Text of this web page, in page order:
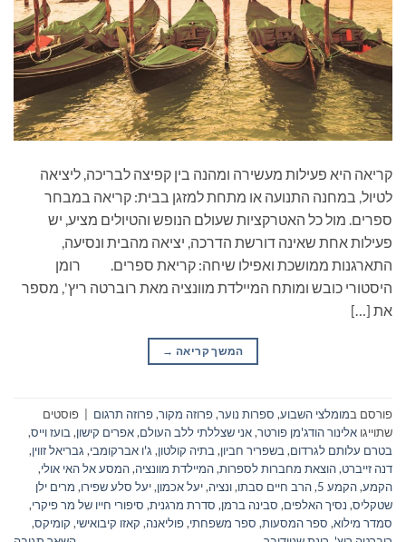
קריאה היא פעילות מעשירה ומהנה בין קפיצה לבריכה, ליציאה
לטיול, במחנה התנועה או מתחת למזגן בבית: קריאה במבחר
ספרים. מול כל האטרקציות שעולם הנופש והטיולים מציע, יש
פעילות אחת שאינה דורשת הדרכה, יציאה מהבית ונסיעה,
התארגנות ממושכת ואפילו שיחה: קריאת ספרים. רומן
היסטורי כובש ומותח המיילדת מוונציה מאת רוברטה ריץ', מספר
את […]
המשך קריאה →
פורסם במומלצי השבוע, ספרות נוער,פרוזה מקור,פרוזה תרגום
פוסטים
שתוייגו אלינור הודג'מן פורטר,אני שצללתי ללב העולם,אפרים קישון, בועז וייס,
בטרם עלותם לגרדום, בשפריר חביון, בתיה קולטון, ג'ו אברקומבי, גבריאל זווין,
דנה זייברט,הוצאת מחברות לספרות,המיילדת מוונציה,המסע אל האי אולי,
הקמע,הקמע 5 ,הרב חיים סבתו,ונציה,יעל אכמון,יעל סלע שפירו, מרים ילן
שטקליס, נסיך האלפים, סבינה ברמן, סדרת מרגנית, סיפורי חייו של מר פיקרי,
סמדר מילוא, ספר המסעות, ספר משפחתי,פוליאנה, קאזו קיבואישי, קומיקס,